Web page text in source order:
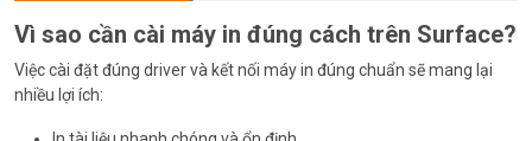
Vì sao cần cài máy in đúng cách trên Surface?
Việc cài đặt đúng driver và kết nối máy in đúng chuẩn sẽ mang lại
nhiều lợi ích: